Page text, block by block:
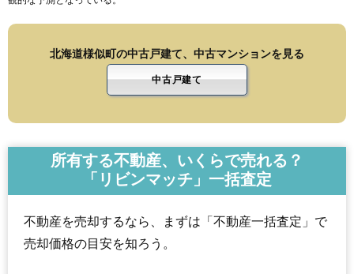
北海道様似町の中古戸建て、中古マンションを見る
中古戸建て
所有する不動産、いくらで売れる？
「リビンマッチ」一括査定
不動産を売却するなら、まずは「不動産一括査定」で
売却価格の目安を知ろう。